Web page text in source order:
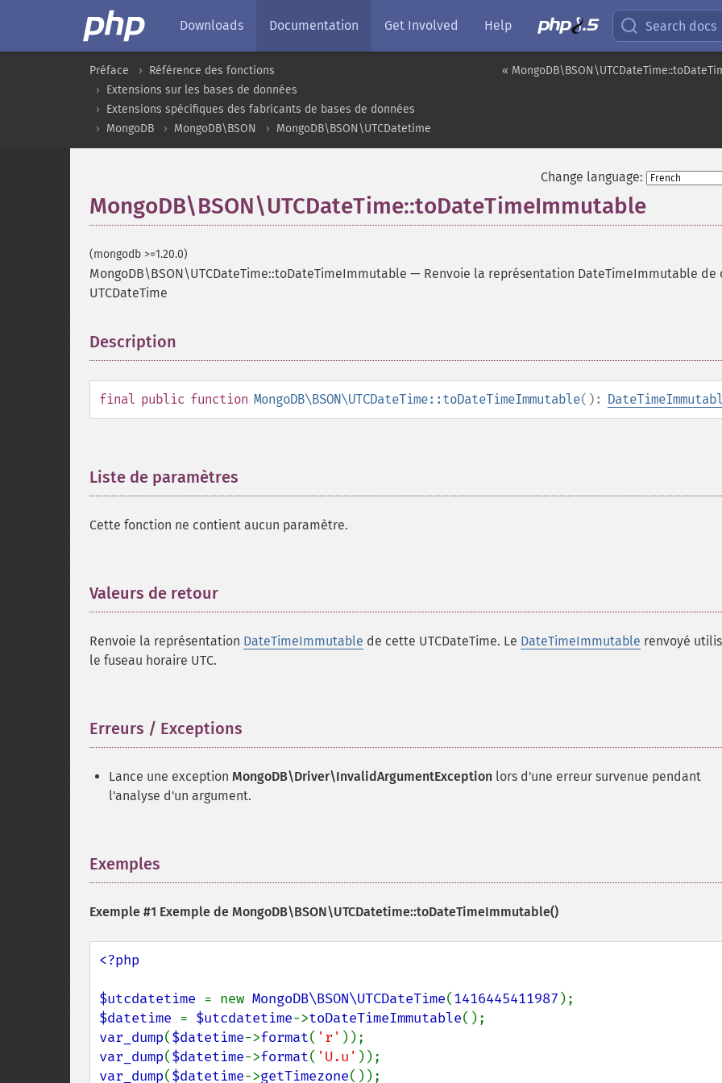
Downloads Documentation Get Involved Help Search docs
«
Préface
Référence des fonctions
Extensions sur les bases de données
Extensions spécifiques des fabricants de bases de données
MongoDB
MongoDB\BSON MongoDB\BSON\UTCDatetime
Change language:
MongoDB\BSON\UTCDateTime::toDateTimeImmutable
(mongodb >=1.20.0)
MongoDB\BSON\UTCDateTime::toDateTimeImmutable — Renvoie la représentation DateTimeImmutable de
UTCDateTime
Description
final public function MongoDB\BSON\UTCDateTime::toDateTimeImmutable():
Liste de paramètres
Cette fonction ne contient aucun paramètre.
Valeurs de retour
Renvoie la représentation DateTimeImmutable de cette UTCDateTime. Le DateTimeImmutable renvoyé
le fuseau horaire UTC.
Erreurs / Exceptions
Lance une exception MongoDB\Driver\InvalidArgumentException lors d'une erreur survenue pendant
l'analyse d'un argument.
Exemples
Exemple #1 Exemple de MongoDB\BSON\UTCDatetime::toDateTimeImmutable()
<?php
$utcdatetime = new MongoDB\BSON\UTCDateTime(1416445411987
$datetime = $utcdatetime->toDateTimeImmutable
var_dump($datetime->format( 'r'
var_dump($datetime->format( 'U.u'
var_dump($datetime->getTimezone());